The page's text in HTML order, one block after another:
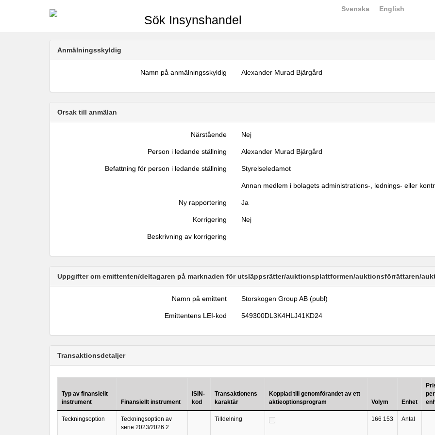
Sök Insynshandel
Svenska English
Anmälningsskyldig
Namn på anmälningsskyldig Alexander Murad Bjärgård
Orsak till anmälan
Närstående Nej
Person i ledande ställning Alexander Murad Bjärgård
Befattning för person i ledande ställning Styrelseledamot
Annan medlem i bolagets administrations-, lednings- eller
Ny rapportering Ja
Korrigering Nej
Beskrivning av korrigering
Uppgifter om emittenten/deltagaren på marknaden för utsläppsrätter/auktionsplattformen/auktionsförrättaren/
Namn på emittent Storskogen Group AB (publ)
Emittentens LEI-kod 549300DL3K4HLJ41KD24
Transaktionsdetaljer
Typ av finansiellt
instrument
Finansiellt instrument
ISIN-
kod
Transaktionens
karaktär
Kopplad till genomförandet av ett
aktieoptionsprogram
Volym Enhet
per
Teckningsoption
Teckningsoption av
serie 2023/2026:2
Tilldelning 166 153 Antal